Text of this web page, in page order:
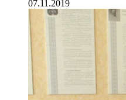
07.11.2019